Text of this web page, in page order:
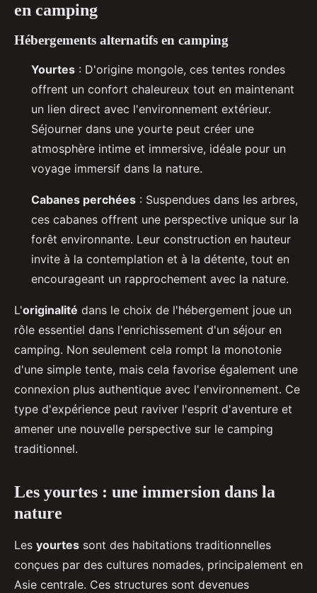
en camping
Hébergements alternatifs en camping
Yourtes : D'origine mongole, ces tentes rondes
offrent un confort chaleureux tout en maintenant
un lien direct avec l'environnement extérieur.
Séjourner dans une yourte peut créer une
atmosphère intime et immersive, idéale pour un
voyage immersif dans la nature.
Cabanes perchées : Suspendues dans les arbres,
ces cabanes offrent une perspective unique sur la
forêt environnante. Leur construction en hauteur
invite à la contemplation et à la détente, tout en
encourageant un rapprochement avec la nature.
L'originalité dans le choix de l'hébergement joue un
rôle essentiel dans l'enrichissement d'un séjour en
camping. Non seulement cela rompt la monotonie
d'une simple tente, mais cela favorise également une
connexion plus authentique avec l'environnement. Ce
type d'expérience peut raviver l'esprit d'aventure et
amener une nouvelle perspective sur le camping
traditionnel.
Les yourtes : une immersion dans la
nature
Les yourtes sont des habitations traditionnelles
conçues par des cultures nomades, principalement en
Asie centrale. Ces structures sont devenues